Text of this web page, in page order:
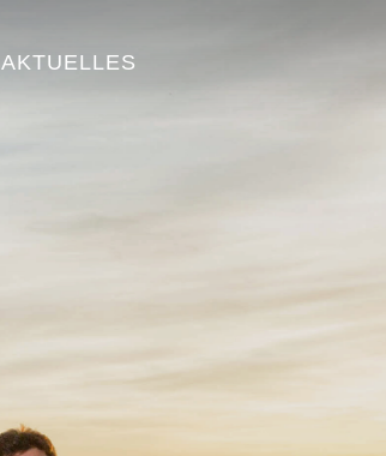
AKTUELLES